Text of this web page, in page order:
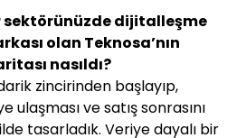
sektörünüzde dijitalleşme
olan Teknosa’nın
nasıldı?
zincirinden başlayıp,
ulaşması ve satış sonrasını
tasarladık. Veriye dayalı bir